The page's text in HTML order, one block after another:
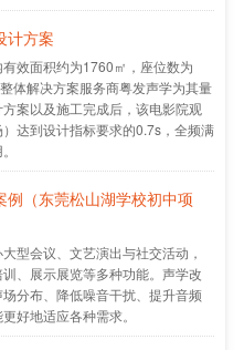
计方案
效面积约为1760㎡，座位数为
体解决方案服务商粤发声学为其量
案以及施工完成后，该电影院观
达到设计指标要求的0.7s，全频满
例（东莞松山湖学校初中项
型会议、文艺演出与社交活动，
、展示展览等多种功能。声学改
分布、降低噪音干扰、提升音频
好地适应各种需求。